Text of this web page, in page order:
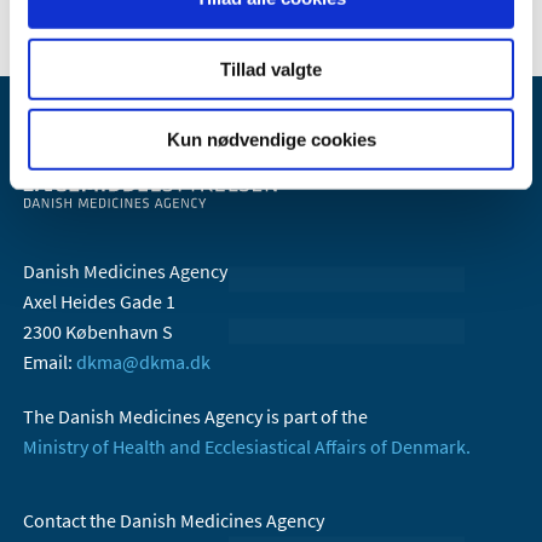
Tillad valgte
Kun nødvendige cookies
Danish Medicines Agency
Axel Heides Gade 1
2300 København S
Email: dkma@dkma.dk
The Danish Medicines Agency is part of the
Ministry of Health and Ecclesiastical Affairs of Denmark.
Contact the Danish Medicines Agency